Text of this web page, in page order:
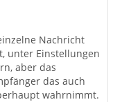
Nachricht
unter Einstellungen
aber das
das auch
wahrnimmt.